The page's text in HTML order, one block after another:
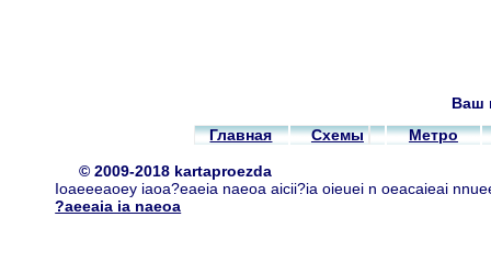
Ваш
Главная
Схемы Метро
© 2009-2018 kartaproezda
Ioaeeeaoey iaoa?eaeia naeoa aicii?ia oieuei n oeacaieai
?aeeaia ia naeoa